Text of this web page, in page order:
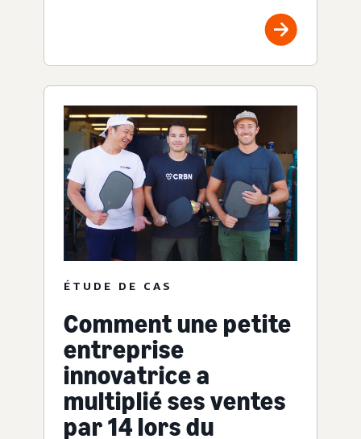
ÉTUDE DE CAS
Comment une petite
entreprise
innovatrice a
multiplié ses ventes
par 14 lors du